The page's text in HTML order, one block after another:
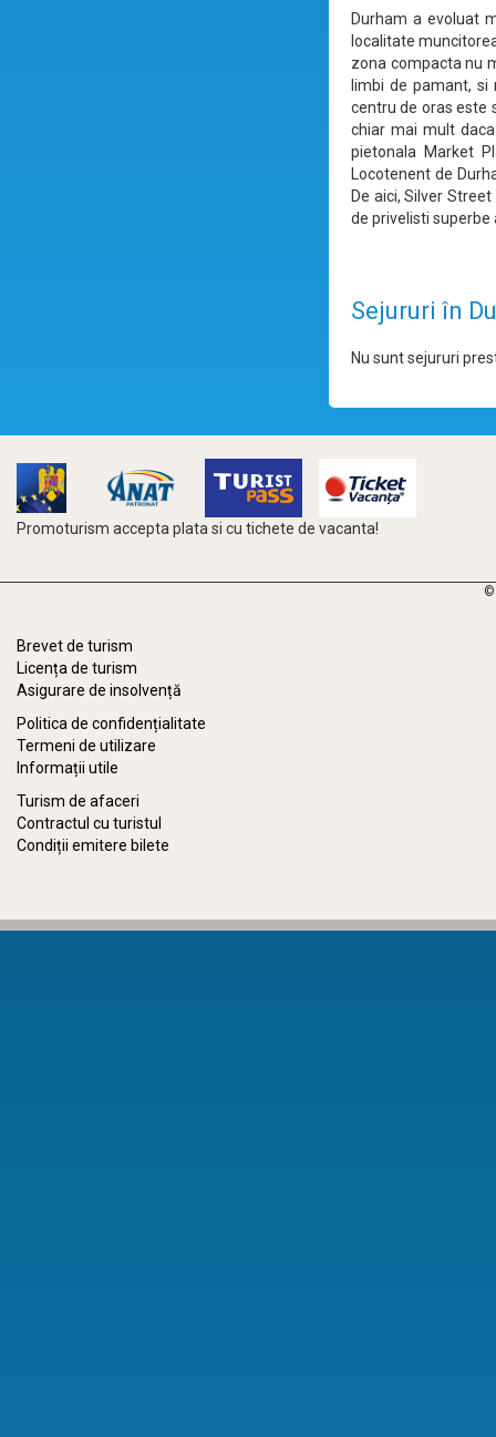
Durham a evoluat
localitate
zona compacta nu
limbi de pamant,
centru de oras este
chiar mai mult
pietonala Market
Locotenent de
De aici, Silver
de privelisti superbe
Sejururi în
Nu sunt sejururi
Promoturism accepta plata si cu tichete de vacanta!
©
Brevet de turism
Licența de turism
Asigurare de insolvență
Politica de confidențialitate
Termeni de utilizare
Informații utile
Turism de afaceri
Contractul cu turistul
Condiții emitere bilete